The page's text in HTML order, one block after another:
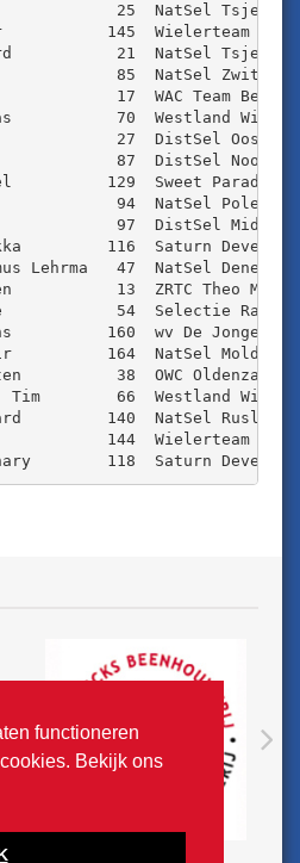
functioneren
Bekijk ons
25  NatSel
145  Wielerteam
21  NatSel
85  NatSel
17  WAC Team
70  Westland Wil
27  DistSel Oost
87  DistSel Noord-
129  Sweet Paradise
94  NatSel Polen
97  DistSel Midden
116  Saturn
Lehrma   47  NatSel
13  ZRTC Theo
54  Selectie
160  wv De Jonge
164  NatSel
38  OWC
Tim        66  Westland Wil
140  NatSel
144  Wielerteam
118  Saturn